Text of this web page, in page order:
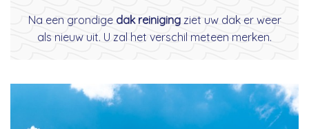
Na een grondige dak reinigingziet uw dak er weer
als nieuw uit. U zal het verschil meteen merken.